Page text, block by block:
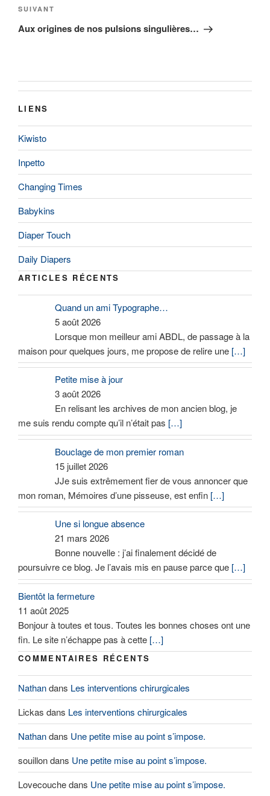
Article
suivant
SUIVANT
Aux origines de nos pulsions singulières…
LIENS
Kiwisto
Inpetto
Changing Times
Babykins
Diaper Touch
Daily Diapers
ARTICLES RÉCENTS
Quand un ami Typographe…
5 août 2026
Lorsque mon meilleur ami ABDL, de passage à la
maison pour quelques jours, me propose de relire une […]
Petite mise à jour
3 août 2026
En relisant les archives de mon ancien blog, je
me suis rendu compte qu’il n’était pas […]
Bouclage de mon premier roman
15 juillet 2026
JJe suis extrêmement fier de vous annoncer que
mon roman, Mémoires d’une pisseuse, est enfin […]
Une si longue absence
21 mars 2026
Bonne nouvelle : j’ai finalement décidé de
poursuivre ce blog. Je l’avais mis en pause parce que […]
Bientôt la fermeture
11 août 2025
Bonjour à toutes et tous. Toutes les bonnes choses ont une
fin. Le site n’échappe pas à cette […]
COMMENTAIRES RÉCENTS
Nathandans Les interventions chirurgicales
Lickas dans Les interventions chirurgicales
Nathandans Une petite mise au point s’impose.
souillondans Une petite mise au point s’impose.
Lovecouchedans Une petite mise au point s’impose.